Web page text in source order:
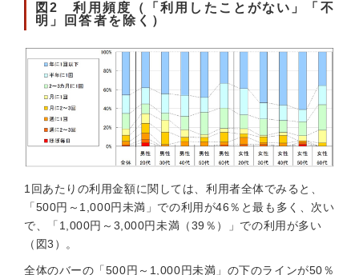
図2 利用頻度（「利用したことがない」「不
明」回答者を除く）
1回あたりの利用金額に関しては、利用者全体でみると、
「500円～1,000円未満」での利用が46％と最も多く、次い
で、「1,000円～3,000円未満（39％）」での利用が多い
（図3）。
全体のバーの「500円～1,000円未満」の下のラインが50％